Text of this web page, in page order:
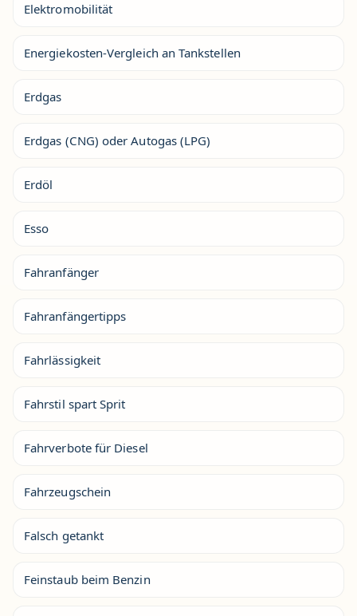
Elektromobilität
Energiekosten-Vergleich an Tankstellen
Erdgas
Erdgas (CNG) oder Autogas (LPG)
Erdöl
Esso
Fahranfänger
Fahranfängertipps
Fahrlässigkeit
Fahrstil spart Sprit
Fahrverbote für Diesel
Fahrzeugschein
Falsch getankt
Feinstaub beim Benzin